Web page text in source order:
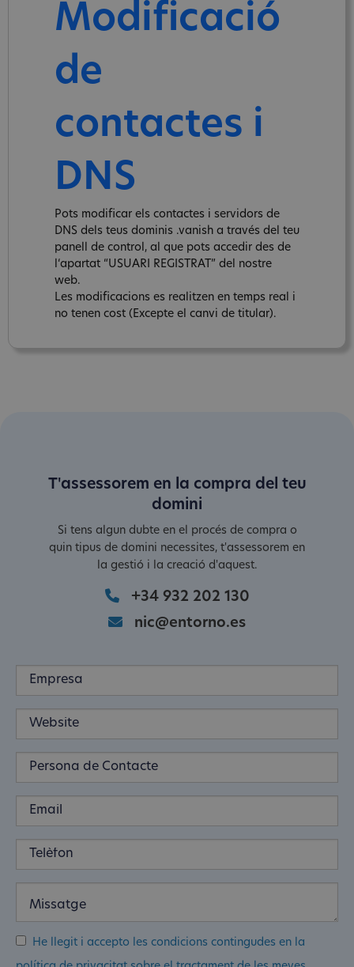
Modificació
de
contactes i
DNS
Pots modificar els contactes i servidors de
DNS dels teus dominis .vanish a través del teu
panell de control, al que pots accedir des de
l‘apartat “USUARI REGISTRAT” del nostre
web.
Les modificacions es realitzen en temps real i
no tenen cost (Excepte el canvi de titular).
T'assessorem en la compra del teu
domini
Si tens algun dubte en el procés de compra o
quin tipus de domini necessites, t'assessorem en
la gestió i la creació d'aquest.
+34 932 202 130
nic@entorno.es
He llegit i accepto les condicions contingudes en la